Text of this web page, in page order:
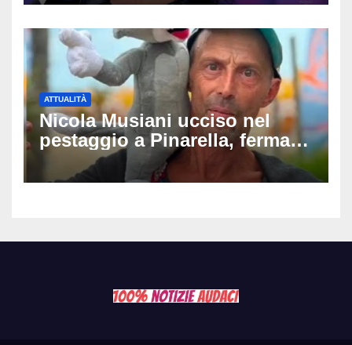
ATTUALITÀ
Nicola Musiani ucciso nel
pestaggio a Pinarella, fermati
quattro giovani: la svolta
dopo video, intercettazioni e